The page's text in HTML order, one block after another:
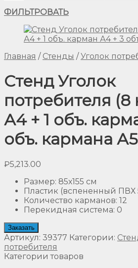
ФИЛЬТРОВАТЬ
Главная / Стенды / Уголок
Стенд Уголок
потребителя
А4 + 1 объ.
объ. кармана
₽5,213.00
Размер: 85х155 см
Пластик (вспененный ПВХ
Количество карманов: 12
Перекидная система: 0
Заказать
Артикул: 39377 Категории:
потребителя
Категории товаров